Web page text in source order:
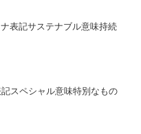
表記サステナブル意味持続
スペシャル意味特別なもの